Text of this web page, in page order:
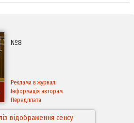
№8
Реклама в журналі
Інформація авторам
Передплата
відображення сенсу